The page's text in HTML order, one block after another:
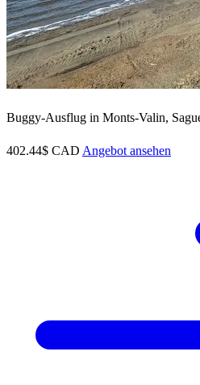
Buggy-Ausflug in Monts-Valin,
402.44$ CAD Angebot ansehen